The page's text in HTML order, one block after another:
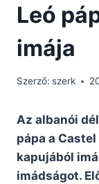
Leó
imája
Szerző: szerk
Az albanói
pápa a
kapujából
imádságot.